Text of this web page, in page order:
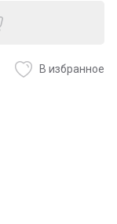
В избранное